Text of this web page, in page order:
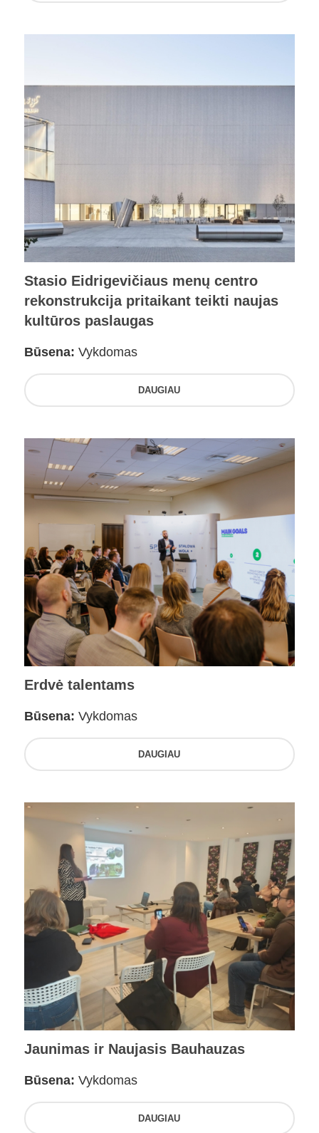
Stasio Eidrigevičiaus menų centro
rekonstrukcija pritaikant teikti naujas
kultūros paslaugas
Būsena: Vykdomas
DAUGIAU
Erdvė talentams
Būsena: Vykdomas
DAUGIAU
Jaunimas ir Naujasis Bauhauzas
Būsena: Vykdomas
DAUGIAU